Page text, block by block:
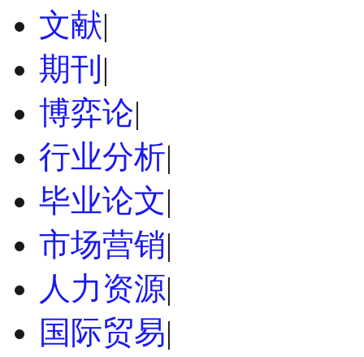
文献|
期刊 |
博弈论|
行业分析|
毕业论文|
市场营销|
人力资源|
国际贸易|